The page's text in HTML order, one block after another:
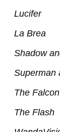
Lucifer
La Brea
Shadow
Superman
The
The Flash